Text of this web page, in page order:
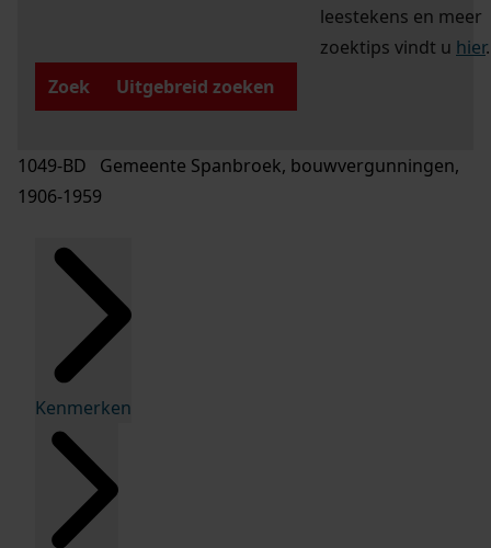
leestekens en meer
zoektips vindt u hier.
Zoek
Uitgebreid zoeken
1049-BD Gemeente Spanbroek, bouwvergunningen,
1906-1959
Kenmerken